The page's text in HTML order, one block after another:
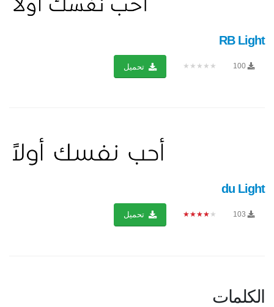
RB Light
100
★★★★★ تحميل
du Light
103
★★★★★ تحميل
الكلمات